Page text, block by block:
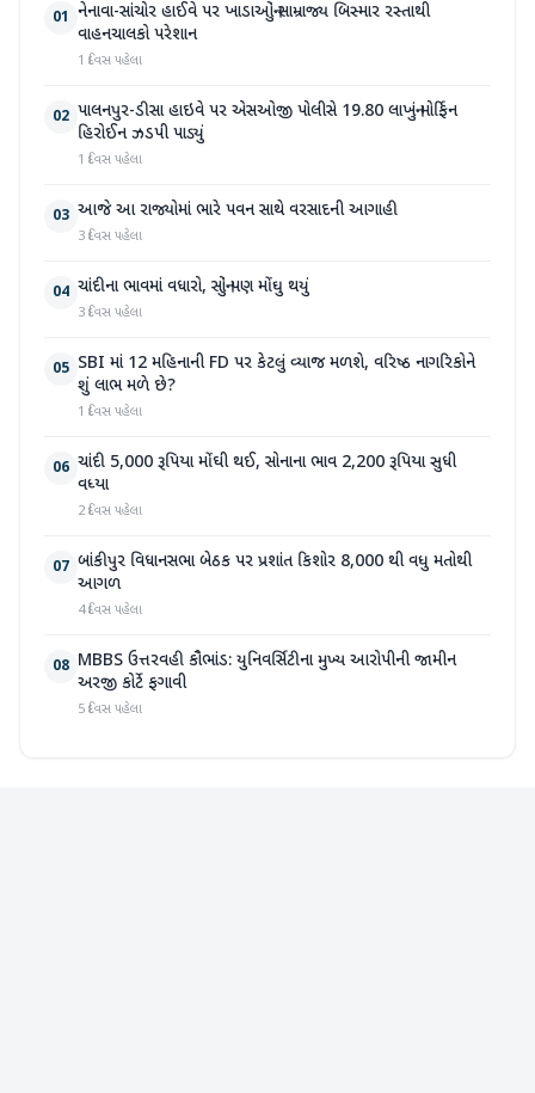
01 નેનાવા-સાંચોર હાઈવે પર ખાડાઓનું સામ્રાજ્ય બિસ્માર રસ્તાથી
વાહનચાલકો પરેશાન
1 દિવસ પહેલા
02 પાલનપુર-ડીસા હાઇવે પર એસઓજી પોલીસે 19.80 લાખનું મોર્ફિન
હિરોઈન ઝડપી પાડ્યું
1 દિવસ પહેલા
03 આજે આ રાજ્યોમાં ભારે પવન સાથે વરસાદની આગાહી
3 દિવસ પહેલા
04 ચાંદીના ભાવમાં વધારો, સોનું પણ મોંઘુ થયું
3 દિવસ પહેલા
05 SBI માં 12 મહિનાની FD પર કેટલું વ્યાજ મળશે, વરિષ્ઠ નાગરિકોને
શું લાભ મળે છે?
1 દિવસ પહેલા
06 ચાંદી 5,000 રૂપિયા મોંઘી થઈ, સોનાના ભાવ 2,200 રૂપિયા સુધી
વધ્યા
2 દિવસ પહેલા
07 બાંકીપુર વિધાનસભા બેઠક પર પ્રશાંત કિશોર 8,000 થી વધુ મતોથી
આગળ
4 દિવસ પહેલા
08 MBBS ઉત્તરવહી કૌભાંડ: યુનિવર્સિટીના મુખ્ય આરોપીની જામીન
અરજી કોર્ટે ફગાવી
5 દિવસ પહેલા